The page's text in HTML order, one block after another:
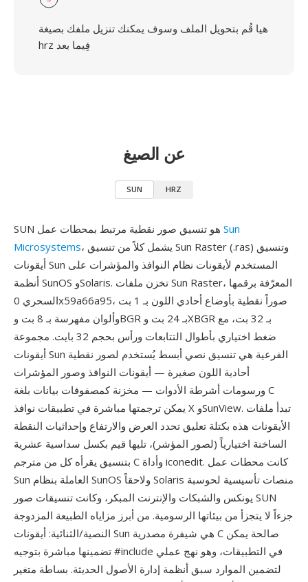
هيا قُم بتحويل الملف وسوف يمكنك تنزيل ملفك بصيغة
hrz فِيما بعد
عن الصيغ
SUN HRZ
Sun
Microsystems، يشمل كلاً من تنسيق Sun Raster (.ras) وتنسيق
أيقونات Sun المستخدم لأيقونات نظام النوافذ والمؤشرات على
أنظمة SunOS وSolaris. تخزن ملفات Sun Raster، المعرّفة برقمها
السحري 0x59a66a95، صوراً نقطية بأوضاع أحادي اللون بـ 1 بت
وألوان مفهرسة بـ 8 بت وBGR بـ 24 بت وXBGR بـ 32 بت، مع
ضغط اختياري بأطوال التتابعات ورأس بحجم 32 بايت. مجموعة
أيقونات Sun الفرعية هي تنسيق نصي أبسط يُستخدم لصور نقطية
أحادية اللون صغيرة — أيقونات النوافذ وصور المؤشرات
ورسومات أشرطة الأدوات — مخزنة كمصفوفات بيانات بلغة C
يمكن ترجمتها مباشرة في تطبيقات نوافذ X وSunView. تبدأ ملفات
الأيقونات هذه بكتلة تعليق تحدد العرض والارتفاع وإحداثيات النقطة
الساخنة اختيارياً (لصور المؤشر)، تليها قيم بكسل سداسية عشرية
بتنسيق يقرأه كل من مترجم C وأداة iconedit. كانت محطات عمل
Sun العاملة بنظام SunOS ولاحقاً Solaris منصات تأسيسية لحوسبة
يونكس والشبكات والإنترنت المبكر، وكانت تنسيقات صور SUN
جزءاً لا يتجزأ من بيئاتها الرسومية. من أبرز مزاياه الطبيعة المزدوجة
النصية/الثنائية: أيقونات Sun هي شيفرة مصدرية C صالحة يمكن
تضمينها مباشرة بتوجيه #include في التطبيقات، وهو نهج عملي
لتضمين الموارد سبق أنظمة إدارة الأصول الحديثة. بساطة متغير